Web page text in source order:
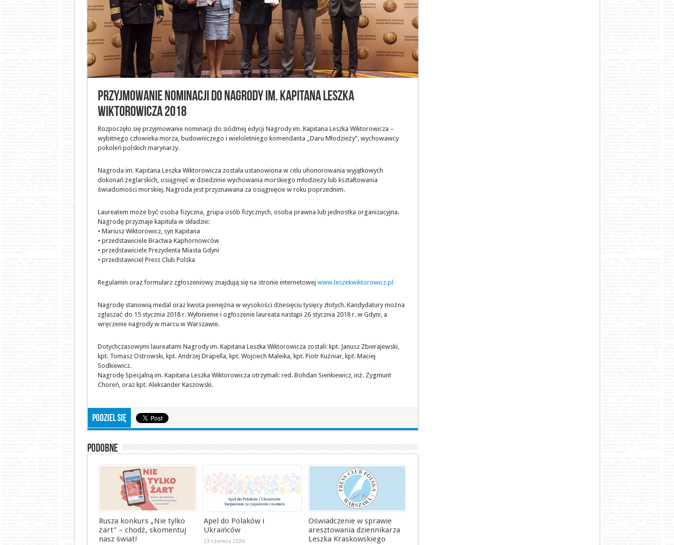
Przyjmowanie nominacji do Nagrody im. Kapitana Leszka
Wiktorowicza 2018
Rozpoczęło się przyjmowanie nominacji do siódmej edycji Nagrody im. Kapitana Leszka Wiktorowicza –
wybitnego człowieka morza, budowniczego i wieloletniego komendanta „Daru Młodzieży”, wychowawcy
pokoleń polskich marynarzy.
Nagroda im. Kapitana Leszka Wiktorowicza została ustanowiona w celu uhonorowania wyjątkowych
dokonań żeglarskich, osiągnięć w dziedzinie wychowania morskiego młodzieży lub kształtowania
świadomości morskiej. Nagroda jest przyznawana za osiągnięcie w roku poprzednim.
Laureatem może być osoba fizyczna, grupa osób fizycznych, osoba prawna lub jednostka organizacyjna.
Nagrodę przyznaje kapituła w składzie:
• Mariusz Wiktorowicz, syn Kapitana
• przedstawiciele Bractwa Kaphornowców
• przedstawiciele Prezydenta Miasta Gdyni
• przedstawiciel Press Club Polska
Regulamin oraz formularz zgłoszeniowy znajdują się na stronie internetowej www.leszekwiktorowicz.pl
Nagrodę stanowią medal oraz kwota pieniężna w wysokości dziesięciu tysięcy złotych. Kandydatury można
zgłaszać do 15 stycznia 2018 r. Wyłonienie i ogłoszenie laureata nastąpi 26 stycznia 2018 r. w Gdyni, a
wręczenie nagrody w marcu w Warszawie.
Dotychczasowymi laureatami Nagrody im. Kapitana Leszka Wiktorowicza zostali: kpt. Janusz Zbierajewski,
kpt. Tomasz Ostrowski, kpt. Andrzej Drapella, kpt. Wojciech Maleika, kpt. Piotr Kuźniar, kpt. Maciej
Sodkiewicz.
Nagrodę Specjalną im. Kapitana Leszka Wiktorowicza otrzymali: red. Bohdan Sienkiewicz, inż. Zygmunt
Choreń, oraz kpt. Aleksander Kaszowski.
Podziel się
Podobne
Rusza konkurs „Nie tylko
żart” – chodź, skomentuj
nasz świat!
Apel do Polaków i
Ukraińców
23 czerwca 2026
Oświadczenie w sprawie
aresztowania dziennikarza
Leszka Kraskowskiego